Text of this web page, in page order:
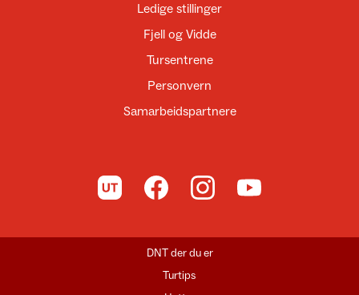
Ledige stillinger
Fjell og Vidde
Tursentrene
Personvern
Samarbeidspartnere
Til UT.no Til DNT på Facebook
Til DNT på Instagram
Til DNT på YouTube
DNT der du er
Turtips